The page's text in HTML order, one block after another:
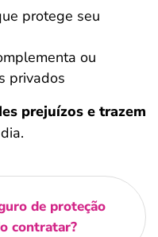
protege seu
ou
privados
prejuízos e trazem
de proteção
contratar?